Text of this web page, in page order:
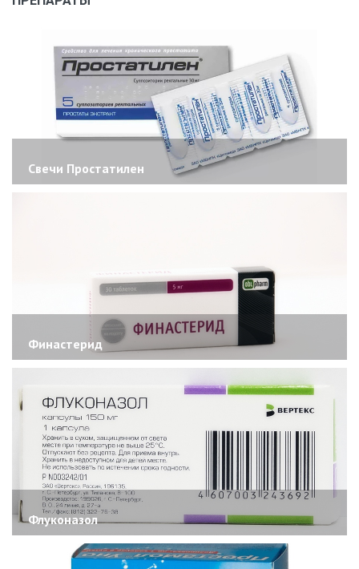
Свечи Простатилен
Финастерид
Флуконазол